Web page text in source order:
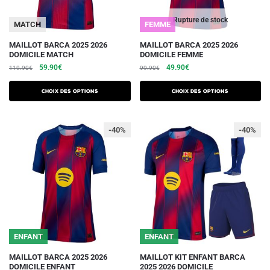
du
du
produit
MATCH
MAILLOT BARCA 2025 2026
DOMICILE MATCH
119.90€
Le
initial
était :
59.90€Le
actuel
est :
Choix des options
Ce
produit
a
plusieurs
variations.
peuvent
choisies
du
produit
Rupture de stock
FEMME
MAILLOT BARCA 2025 2026
DOMICILE FEMME
99.90€
Le
initial
était :
49.90€Le
actuel
est :
Choix des options
Ce
produit
a
plusieurs
variations.
options
peuvent
être
choisies
page
du
produit
-40%
ENFANT
MAILLOT BARCA 2025 2026
DOMICILE ENFANT
Ce
ENFANT
-40%
MAILLOT KIT ENFANT BARCA
2025 2026 DOMICILE
Ce